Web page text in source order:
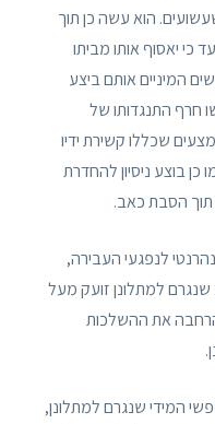
הוא עשה כן תוך
כי יאסוף אותו מביתו
המיניים אותם ביצע
חרף התנגדותו של
שכללו קשירת ידיו
בוצע ניסיון להחדרת
הסבת כאב.
לנפגעי העבירה,
שנגרם למתלונן זועק מעל
את ההשלכות
המידי שנגרם למתלונן,